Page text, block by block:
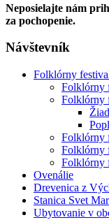
Neposielajte nám
za pochopenie.
Návštevník
Folklórny
Folklórny
Folklórny
Folklórny
Folklórny
Folklórny
Ovenálie
Drevenica z
Stanica Svet
Ubytovanie v